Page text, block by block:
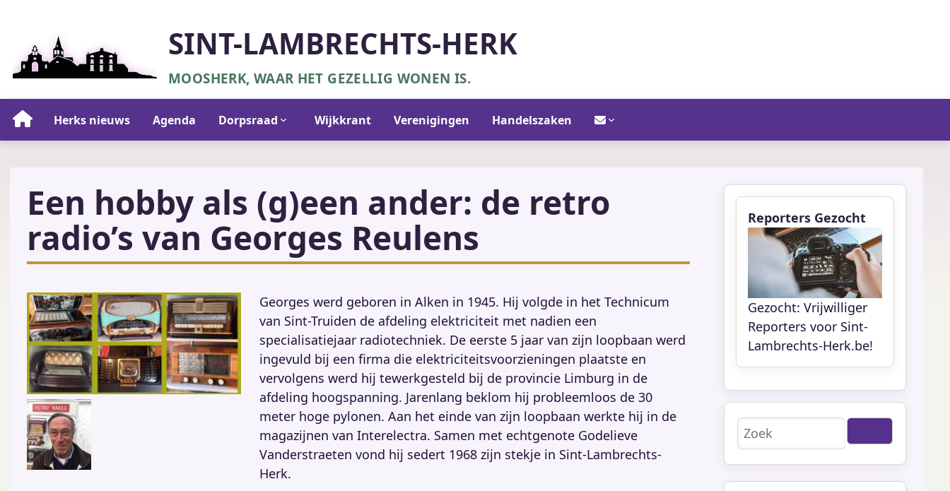
gaan
SINT-LAMBRECHTS-HERK
MOOSHERK, WAAR HET GEZELLIG WONEN IS.
Hoofdnavigatie
Herks nieuws Agenda Dorpsraad Wijkkrant Verenigingen HandelszakenContact/info/agenda
Een hobby als (g)een ander: de retro
radio’s van Georges Reulens
Georges werd geboren in Alken in 1945. Hij volgde in het Technicum
van Sint-Truiden de afdeling elektriciteit met nadien een
specialisatiejaar radiotechniek. De eerste 5 jaar van zijn loopbaan werd
ingevuld bij een firma die elektriciteitsvoorzieningen plaatste en
vervolgens werd hij tewerkgesteld bij de provincie Limburg in de
afdeling hoogspanning. Jarenlang beklom hij probleemloos de 30
meter hoge pylonen. Aan het einde van zijn loopbaan werkte hij in de
magazijnen van Interelectra. Samen met echtgenote Godelieve
Vanderstraeten vond hij sedert 1968 zijn stekje in Sint-Lambrechts-
Herk.
Reporters Gezocht
Gezocht: Vrijwilliger
Reporters voor Sint-
Lambrechts-Herk.be!
Zoeken